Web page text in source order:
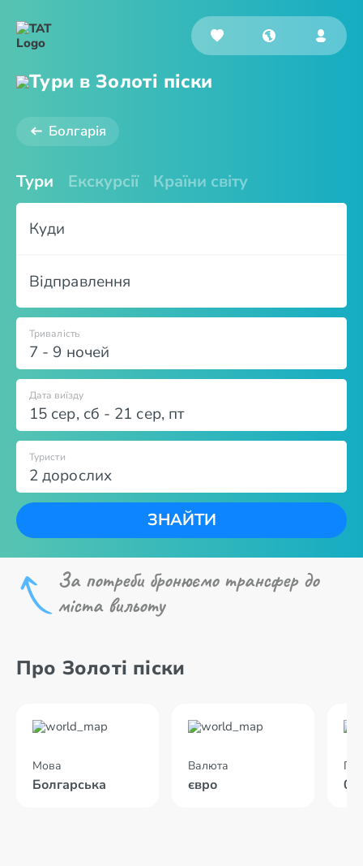
Тури в Золоті піски
Болгарія
Тури Екскурсії Країни світу
Куди
Відправлення
7 - 9 ночей
Тривалість
Дата виїзду
15 сер, сб - 21 сер, пт
2 дорослих
Туристи
ЗНАЙТИ
За потреби бронюємо трансфер до
міста вильоту
Про Золоті піски
Мова
Болгарська
Валюта
євро